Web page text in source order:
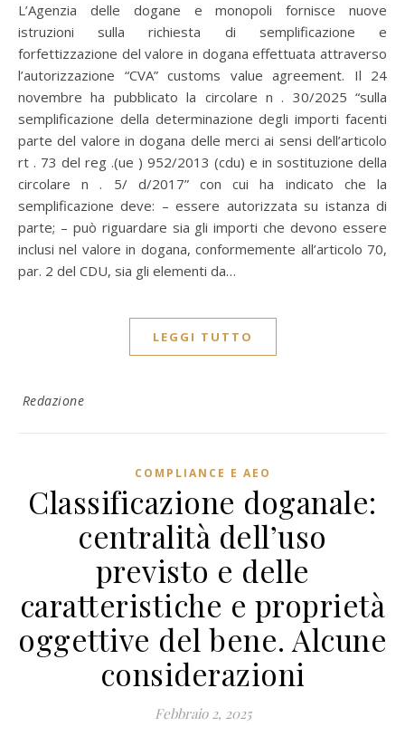
L’Agenzia delle dogane e monopoli fornisce nuove
istruzioni sulla richiesta di semplificazione e
forfettizzazione del valore in dogana effettuata attraverso
l’autorizzazione “CVA” customs value agreement. Il 24
novembre ha pubblicato la circolare n . 30/2025 “sulla
semplificazione della determinazione degli importi facenti
parte del valore in dogana delle merci ai sensi dell’articolo
rt . 73 del reg .(ue ) 952/2013 (cdu) e in sostituzione della
circolare n . 5/ d/2017” con cui ha indicato che la
semplificazione deve: – essere autorizzata su istanza di
parte; – può riguardare sia gli importi che devono essere
inclusi nel valore in dogana, conformemente all’articolo 70,
par. 2 del CDU, sia gli elementi da…
LEGGI TUTTO
Redazione
COMPLIANCE E AEO
Classificazione doganale:
centralità dell’uso
previsto e delle
caratteristiche e proprietà
oggettive del bene. Alcune
considerazioni
Febbraio 2, 2025